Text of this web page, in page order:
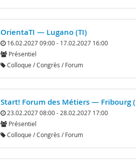
OrientaTI — Lugano (TI)
16.02.2027 09:00 - 17.02.2027 16:00
Présentiel
Colloque / Congrès / Forum
Start! Forum des Métiers — Fribourg
23.02.2027 08:00 - 28.02.2027 17:00
Présentiel
Colloque / Congrès / Forum